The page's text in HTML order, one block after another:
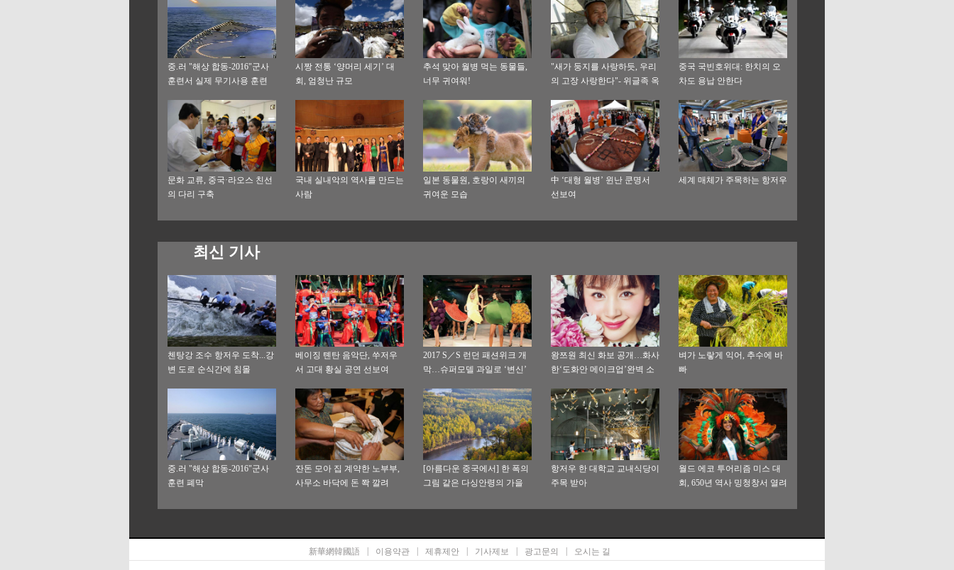
중.러 "해상 합동-2016"군사
훈련서 실제 무기사용 훈련
시짱 전통 ‘양머리 세기’ 대
회, 엄청난 규모
추석 맞아 월병 먹는 동물들,
너무 귀여워!
"새가 둥지를 사랑하듯, 우리
의 고장 사랑한다"- 위글족 옥
만리
중국 국빈호위대: 한치의 오
차도 용납 안한다
문화 교류, 중국·라오스 친선
의 다리 구축
국내 실내악의 역사를 만드는
사람
일본 동물원, 호랑이 새끼의
귀여운 모습
中 ‘대형 월병’ 윈난 쿤명서
선보여
세계 매체가 주목하는 항저우
최신 기사
첸탕강 조수 항저우 도착...강
변 도로 순식간에 침몰
베이징 톈탄 음악단, 쑤저우
서 고대 황실 공연 선보여
2017 S／S 런던 패션위크 개
막…슈퍼모델 과일로 ‘변신’
왕쯔원 최신 화보 공개…화사
한‘도화안 메이크업’완벽 소
벼가 노랗게 익어, 추수에 바
빠
중.러 "해상 합동-2016"군사
훈련 폐막
잔돈 모아 집 계약한 노부부,
사무소 바닥에 돈 쫙 깔려
[아름다운 중국에서] 한 폭의
그림 같은 다싱안령의 가을
항저우 한 대학교 교내식당이
주목 받아
월드 에코 투어리즘 미스 대
회, 650년 역사 밍청창서 열려
新華網韓國語 이용약관 제휴제안 기사제보 광고문의 오시는 길